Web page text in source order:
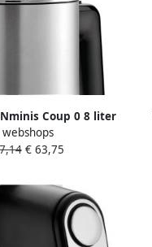
Coup 0 8 liter
Zilver
€ 63,75